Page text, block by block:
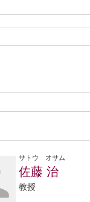
サトウ オサム
佐藤 治
教授